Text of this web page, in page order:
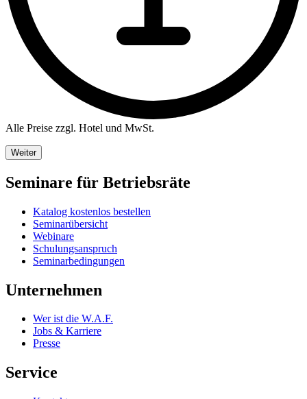
Alle Preise zzgl. Hotel und MwSt.
Weiter
Seminare für Betriebsräte
Katalog kostenlos bestellen
Seminarübersicht
Webinare
Schulungsanspruch
Seminarbedingungen
Unternehmen
Wer ist die W.A.F.
Jobs & Karriere
Presse
Service